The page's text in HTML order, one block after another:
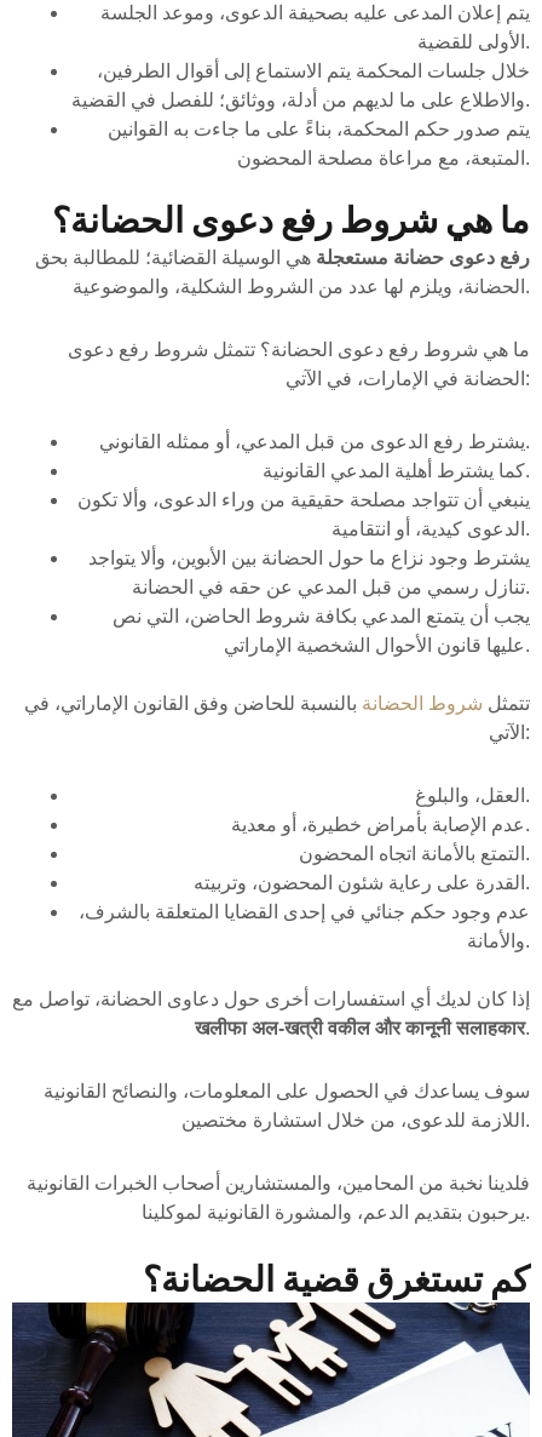
يتم إعلان المدعى عليه بصحيفة الدعوى، وموعد الجلسة
الأولى للقضية.
خلال جلسات المحكمة يتم الاستماع إلى أقوال الطرفين،
والاطلاع على ما لديهم من أدلة، ووثائق؛ للفصل في القضية.
يتم صدور حكم المحكمة، بناءً على ما جاءت به القوانين
المتبعة، مع مراعاة مصلحة المحضون.
ما هي شروط رفع دعوى الحضانة؟
رفع دعوى حضانة مستعجلة هي الوسيلة القضائية؛ للمطالبة بحق
الحضانة، ويلزم لها عدد من الشروط الشكلية، والموضوعية.
ما هي شروط رفع دعوى الحضانة؟ تتمثل شروط رفع دعوى
الحضانة في الإمارات، في الآتي:
يشترط رفع الدعوى من قبل المدعي، أو ممثله القانوني.
كما يشترط أهلية المدعي القانونية.
ينبغي أن تتواجد مصلحة حقيقية من وراء الدعوى، وألا تكون
الدعوى كيدية، أو انتقامية.
يشترط وجود نزاع ما حول الحضانة بين الأبوين، وألا يتواجد
تنازل رسمي من قبل المدعي عن حقه في الحضانة.
يجب أن يتمتع المدعي بكافة شروط الحاضن، التي نص
عليها قانون الأحوال الشخصية الإماراتي.
تتمثل شروط الحضانة بالنسبة للحاضن وفق القانون الإماراتي، في
الآتي:
العقل، والبلوغ.
عدم الإصابة بأمراض خطيرة، أو معدية.
التمتع بالأمانة اتجاه المحضون.
القدرة على رعاية شئون المحضون، وتربيته.
عدم وجود حكم جنائي في إحدى القضايا المتعلقة بالشرف،
والأمانة.
إذا كان لديك أي استفسارات أخرى حول دعاوى الحضانة، تواصل مع
खलीफा अल-खत्री वकील और कानूनी सलाहकार.
سوف يساعدك في الحصول على المعلومات، والنصائح القانونية
اللازمة للدعوى، من خلال استشارة مختصين.
فلدينا نخبة من المحامين، والمستشارين أصحاب الخبرات القانونية
يرحبون بتقديم الدعم، والمشورة القانونية لموكلينا.
كم تستغرق قضية الحضانة؟